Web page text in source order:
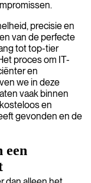
precisie en
van de perfecte
tot top-tier
proces om IT-
en
we in deze
vaak binnen
en
gevonden en de
een